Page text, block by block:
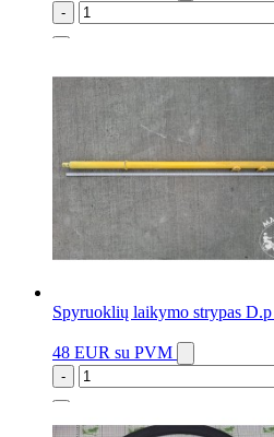
-
Spyruoklių laikymo strypas
48 EUR su PVM
-